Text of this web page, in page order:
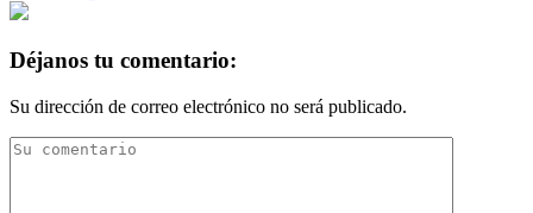
Déjanos tu comentario:
Su dirección de correo electrónico no será publicado.